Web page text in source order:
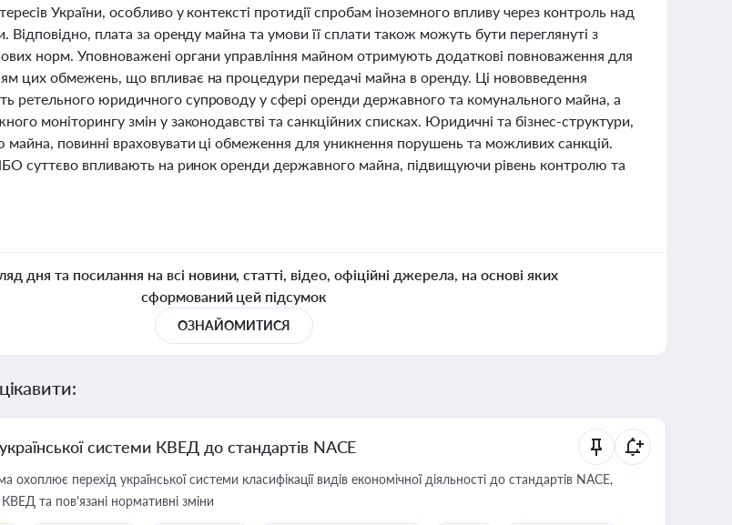
України, особливо у контексті протидії спробам іноземного впливу через контроль над
Відповідно, плата за оренду майна та умови її сплати також можуть бути переглянуті з
норм. Уповноважені органи управління майном отримують додаткові повноваження для
цих обмежень, що впливає на процедури передачі майна в оренду. Ці нововведення
ретельного юридичного супроводу у сфері оренди державного та комунального майна, а
моніторингу змін у законодавстві та санкційних списках. Юридичні та бізнес-структури,
повинні враховувати ці обмеження для уникнення порушень та можливих санкцій.
суттєво впливають на ринок оренди державного майна, підвищуючи рівень контролю та
дня та посилання на всі новини, статті, відео, офіційні джерела, на основі яких
сформований цей підсумок
ОЗНАЙОМИТИСЯ
системи КВЕД до стандартів NACE
охоплює перехід української системи класифікації видів економічної діяльності до стандартів NACE,
та пов'язані нормативні зміни